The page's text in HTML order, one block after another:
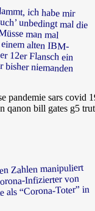
ich habe mir
unbedingt mal die
Müsse man mal
einem alten IBM-
12er Flansch ein
bisher niemanden
Zahlen manipuliert
Infizierter von
“Corona-Toter” in